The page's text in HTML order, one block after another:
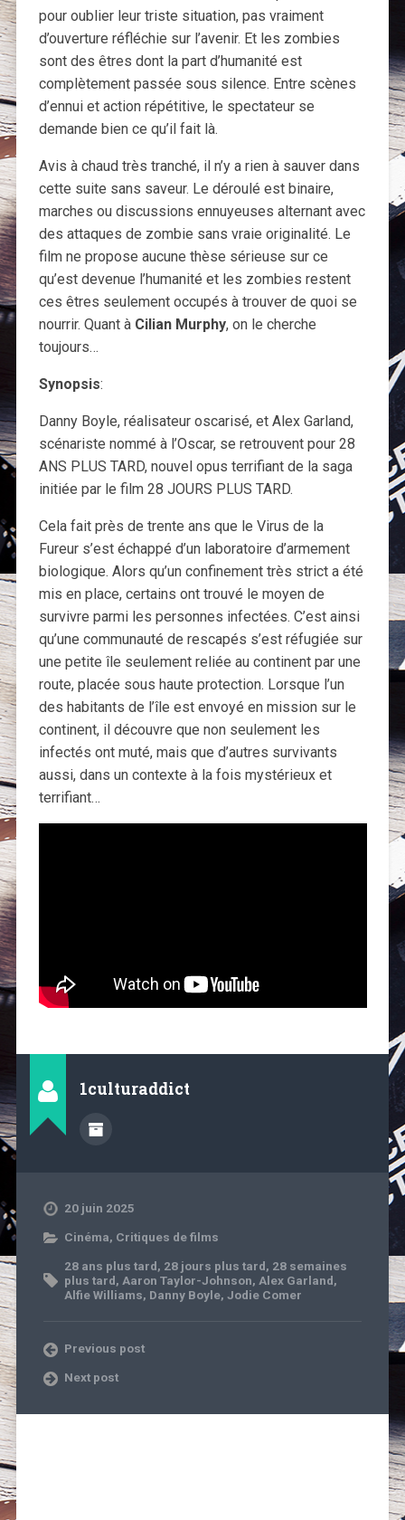
pour oublier leur triste situation, pas vraiment
d’ouverture réfléchie sur l’avenir. Et les zombies
sont des êtres dont la part d’humanité est
complètement passée sous silence. Entre scènes
d’ennui et action répétitive, le spectateur se
demande bien ce qu’il fait là.
Avis à chaud très tranché, il n’y a rien à sauver dans
cette suite sans saveur. Le déroulé est binaire,
marches ou discussions ennuyeuses alternant avec
des attaques de zombie sans vraie originalité. Le
film ne propose aucune thèse sérieuse sur ce
qu’est devenue l’humanité et les zombies restent
ces êtres seulement occupés à trouver de quoi se
nourrir. Quant à Cilian Murphy, on le cherche
toujours…
Synopsis:
Danny Boyle, réalisateur oscarisé, et Alex Garland,
scénariste nommé à l’Oscar, se retrouvent pour 28
ANS PLUS TARD, nouvel opus terrifiant de la saga
initiée par le film 28 JOURS PLUS TARD.
Cela fait près de trente ans que le Virus de la
Fureur s’est échappé d’un laboratoire d’armement
biologique. Alors qu’un confinement très strict a été
mis en place, certains ont trouvé le moyen de
survivre parmi les personnes infectées. C’est ainsi
qu’une communauté de rescapés s’est réfugiée sur
une petite île seulement reliée au continent par une
route, placée sous haute protection. Lorsque l’un
des habitants de l’île est envoyé en mission sur le
continent, il découvre que non seulement les
infectés ont muté, mais que d’autres survivants
aussi, dans un contexte à la fois mystérieux et
terrifiant…
1culturaddict
20 juin 2025
Cinéma, Critiques de films
28 ans plus tard, 28 jours plus tard, 28 semaines
plus tard, Aaron Taylor-Johnson, Alex Garland,
Alfie Williams, Danny Boyle, Jodie Comer
Previous post
Next post